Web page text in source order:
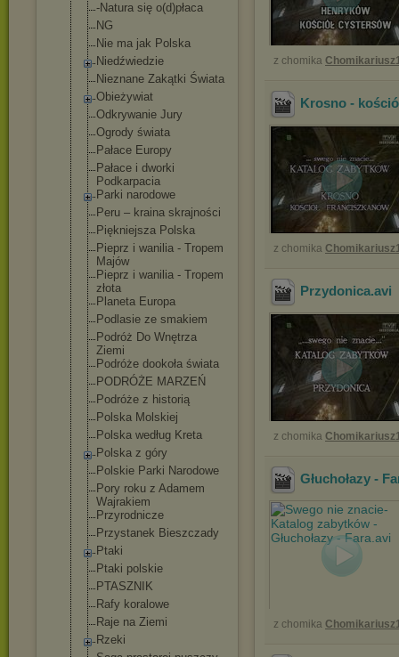
-Natura się o(d)płaca
NG
Nie ma jak Polska
Niedźwiedzie
Nieznane Zakątki Świata
Obieżywiat
Odkrywanie Jury
Ogrody świata
Pałace Europy
Pałace i dworki
Podkarpacia
Parki narodowe
Peru – kraina skrajności
Piękniejsza Polska
Pieprz i wanilia - Tropem
Majów
Pieprz i wanilia - Tropem
złota
Planeta Europa
Podlasie ze smakiem
Podróż Do Wnętrza
Ziemi
Podróże dookoła świata
PODRÓŻE MARZEŃ
Podróże z historią
Polska Molskiej
Polska według Kreta
Polska z góry
Polskie Parki Narodowe
Pory roku z Adamem
Wajrakiem
Przyrodnicze
Przystanek Bieszczady
Ptaki
Ptaki polskie
PTASZNIK
Rafy koralowe
Raje na Ziemi
Rzeki
z chomika
Krosno -
z chomika
Przydonica.avi
z chomika
Głuchołazy -
z chomika